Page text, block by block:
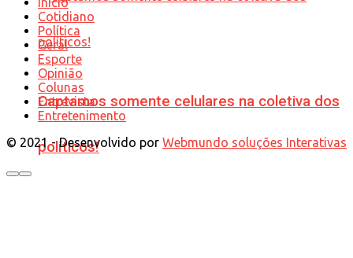
Captamos somente celulares na coletiva dos
políticos!
Cotidiano
Política
Geral
Esporte
Opinião
Colunas
Entrevista
Entretenimento
© 2021 - Desenvolvido por Webmundo soluções Interativas